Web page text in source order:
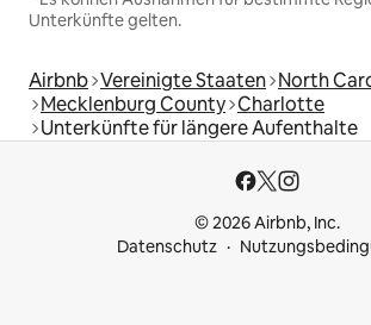
Unterkünfte gelten.
Airbnb Vereinigte Staaten North
Mecklenburg County Charlotte
Unterkünfte für längere Aufenthalte
© 2026 Airbnb, Inc.
Datenschutz